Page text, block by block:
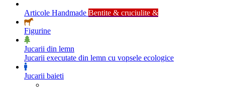
Articole Handmade Bentite & cruciulite &
Figurine
Jucarii din lemn
Jucarii executate din lemn cu vopsele ecologice
Jucarii baieti